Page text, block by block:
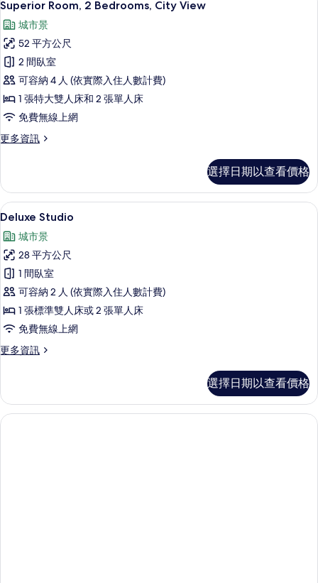
示
Superior
Room,
2
Bedrooms,
City
View
的
相
片
Superior Room, 2 Bedrooms, City View
城市景
52 平方公尺
2 間臥室
可容納 4 人 (依實際入住人數計費)
1 張特大雙人床和 2 張單人床
免費無線上網
更多資訊
更
2
Bedrooms,
City
的
詳
情
選擇日期以查看價格
顯
示
Deluxe
Studio
的
所
有
相
片
Deluxe Studio | 高級寢具、迷你吧、
7
Deluxe Studio
城市景
28 平方公尺
1 間臥室
可容納 2 人 (依實際入住人數計費)
1 張標準雙人床或 2 張單人床
免費無線上網
更多資訊
更
的
詳
情
選擇日期以查看價格